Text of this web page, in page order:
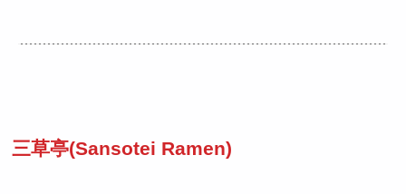
三草亭(Sansotei Ramen)